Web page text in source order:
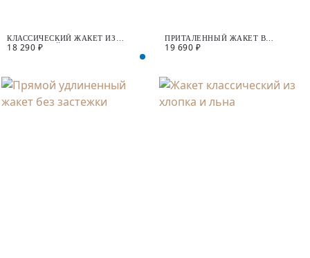
КЛАССИЧЕСКИЙ ЖАКЕТ ИЗ
КОСТЮМНОЙ ТКАНИ
18 290 ₽
ПРИТАЛЕННЫЙ ЖАКЕТ В
РАЗНОЦВЕТНУЮ ПОЛОСКУ
19 690 ₽